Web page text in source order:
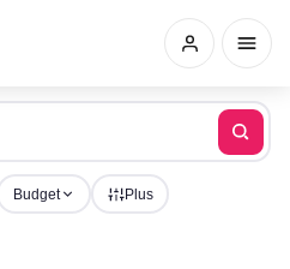
Budget Plus